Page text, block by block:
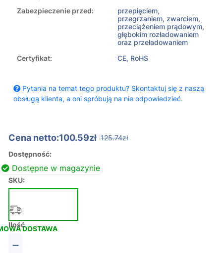
Zabezpieczenie przed:
przepięciem,
przegrzaniem, zwarciem,
przeciążeniem prądowym,
głębokim rozładowaniem
oraz przeładowaniem
Certyfikat:
CE, RoHS
Pytania na temat tego produktu? Skontaktuj się z naszą
obsługą klienta, a oni spróbują na nie odpowiedzieć.
Cena netto:100.59zł 125.74zł
Dostępność:
Dostępne w magazynie
SKU:
DOSTAWA
Ilość
−